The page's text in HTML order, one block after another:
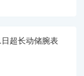
超长动储腕表